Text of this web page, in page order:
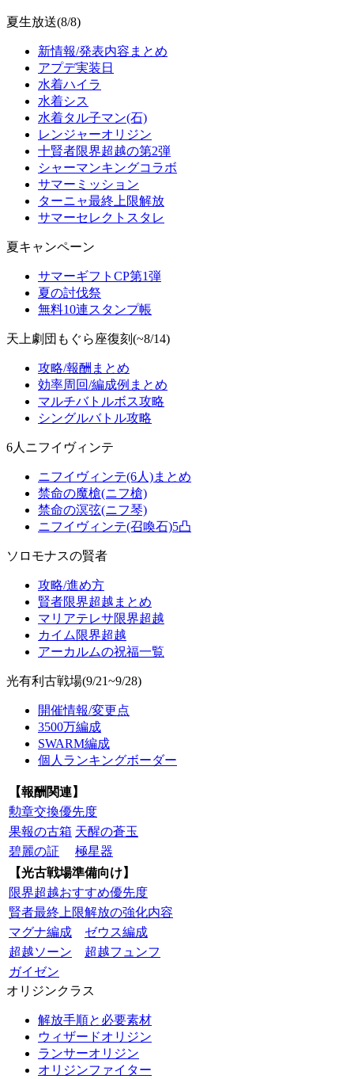
夏生放送(8/8)
新情報/発表内容まとめ
アプデ実装日
水着ハイラ
水着シス
水着タル子マン(石)
レンジャーオリジン
十賢者限界超越の第2弾
シャーマンキングコラボ
サマーミッション
ターニャ最終上限解放
サマーセレクトスタレ
夏キャンペーン
サマーギフトCP第1弾
夏の討伐祭
無料10連スタンプ帳
天上劇団もぐら座復刻(~8/14)
攻略/報酬まとめ
効率周回/編成例まとめ
マルチバトルボス攻略
シングルバトル攻略
6人ニフイヴィンテ
ニフイヴィンテ(6人)まとめ
禁命の魔槍(ニフ槍)
禁命の溟弦(ニフ琴)
ニフイヴィンテ(召喚石)5凸
ソロモナスの賢者
攻略/進め方
賢者限界超越まとめ
マリアテレサ限界超越
カイム限界超越
アーカルムの祝福一覧
光有利古戦場(9/21~9/28)
開催情報/変更点
3500万編成
SWARM編成
個人ランキングボーダー
【報酬関連】
勲章交換優先度
果報の古箱 天醒の蒼玉
碧麗の証
極星器
【光古戦場準備向け】
限界超越おすすめ優先度
賢者最終上限解放の強化内容
マグナ編成
ゼウス編成
超越ソーン
超越フュンフ
ガイゼン
オリジンクラス
解放手順と必要素材
ウィザードオリジン
ランサーオリジン
オリジンファイター